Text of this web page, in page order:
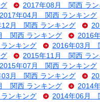
2017年08月 関西 ラン
2017年04月 関西 ランキング
12月 関西 ランキング
関西 ランキング 2016
ンキング 2016年03月
2015年11月 関西 ラン
2015年07月 関西 ランキング
03月 関西 ランキング
関西 ランキング 2014
ンキング 2014年06月